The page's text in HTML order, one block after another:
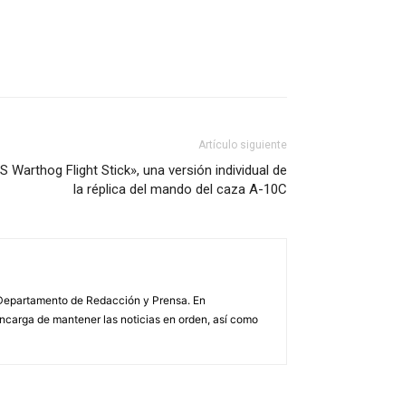
Artículo siguiente
Warthog Flight Stick», una versión individual de
la réplica del mando del caza A-10C
de Redacción y Prensa. En
de mantener las noticias en orden, así como